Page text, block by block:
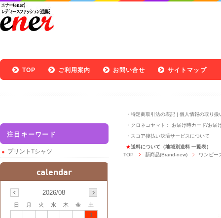
TOP ご利用案内 お問い合せ サイトマップ
・ 特定商取引法の表記 | 個人情報の取り扱
・クロネコヤマト： お届け時カード/お届
・ スコア後払い決済サービスについて
★送料について（地域別送料 一覧表）
TOP
新商品(Brand-new) ワンピー
注目キーワード
プリントTシャツ
2026/08
日 月 火 水 木 金
土
1